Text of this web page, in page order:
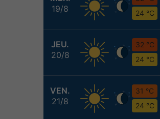
19/8
24 °C
JEU.
20/8
32 °C
24 °C
VEN.
21/8
31 °C
24 °C